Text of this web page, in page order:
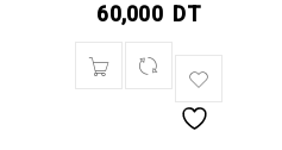
60,000 DT